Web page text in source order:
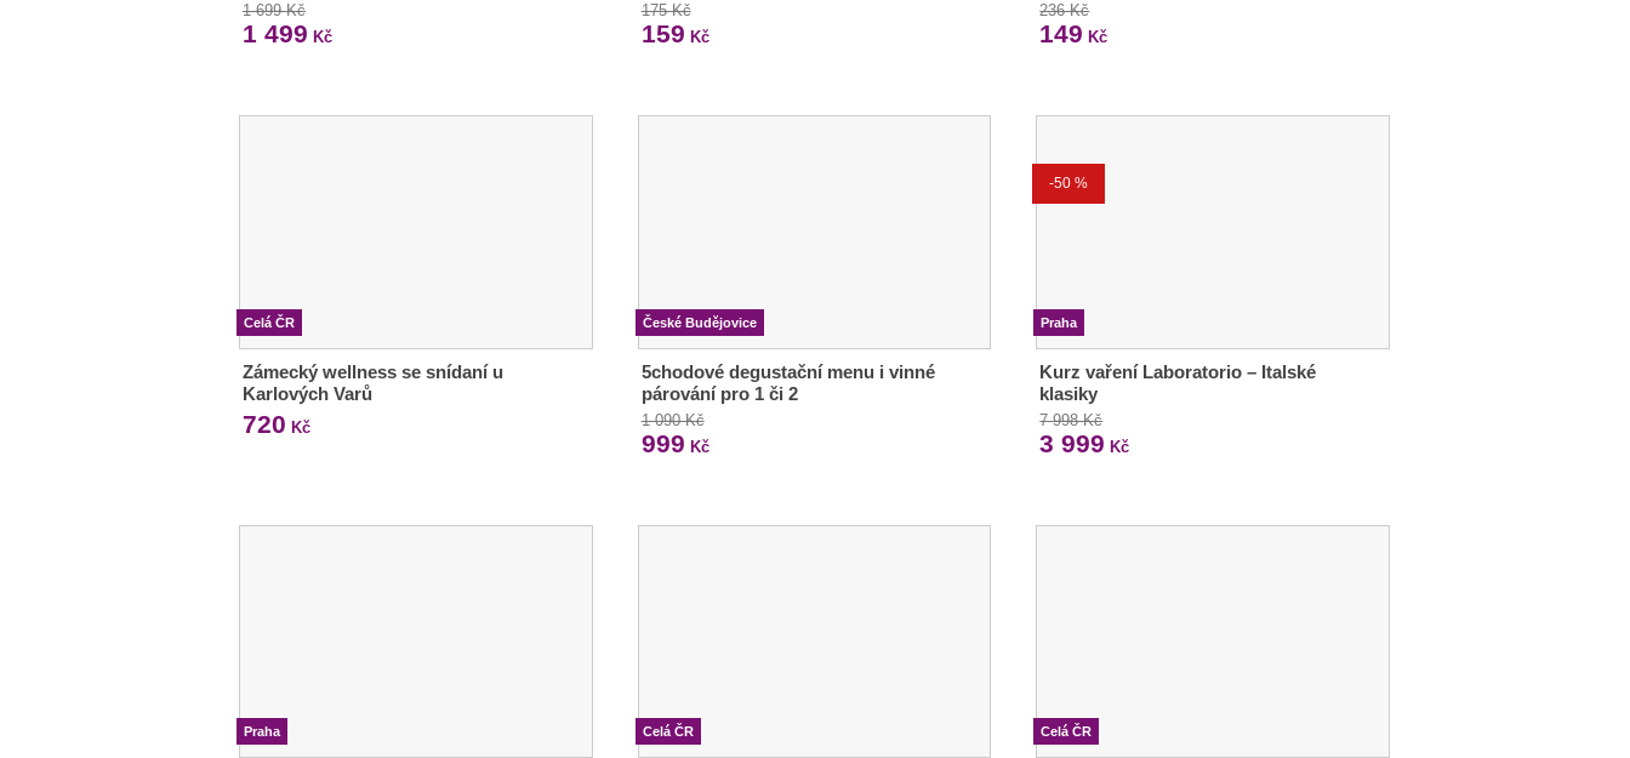
1 699 Kč
1 499 Kč
175 Kč
159 Kč
236 Kč
149 Kč
Celá ČR
Zámecký wellness se snídaní u
Karlových Varů
720 Kč
České Budějovice
5chodové degustační menu i vinné
párování pro 1 či 2
1 090 Kč
999 Kč
-50 %
Praha
Kurz vaření Laboratorio – Italské
klasiky
7 998 Kč
3 999 Kč
Praha Celá ČR Celá ČR